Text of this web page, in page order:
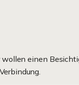
einen